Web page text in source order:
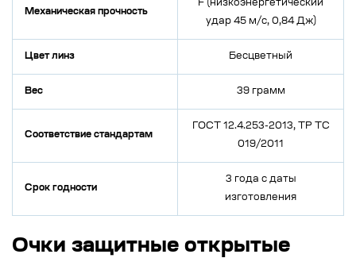
Механическая прочность
F (низкоэнергетический
удар 45 м/с, 0,84 Дж)
Цвет линз Бесцветный
Вес 39 грамм
Соответствие стандартам
ГОСТ 12.4.253-2013, ТР ТС
019/2011
Срок годности
3 года с даты
изготовления
Очки защитные открытые